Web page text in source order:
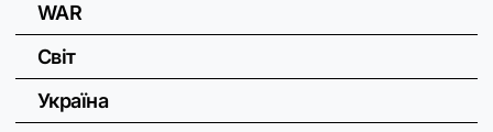
WAR
Світ
Україна